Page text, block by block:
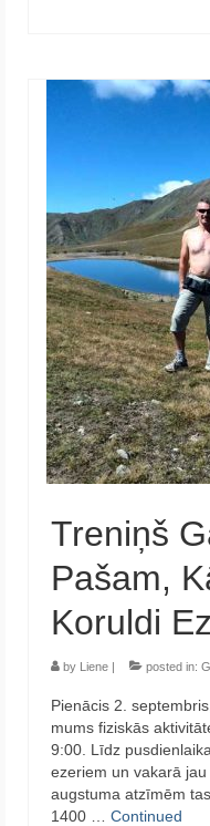
Treniņš
Pašam,
Koruldi
by Liene | posted in:
Pienācis 2.
mums fiziskās
9:00. Līdz
ezeriem un vakarā
augstuma atzīmēm
1400 … Continued